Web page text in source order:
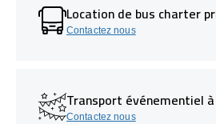
Location de bus charter
Contactez nous
Transport événementiel
Contactez nous